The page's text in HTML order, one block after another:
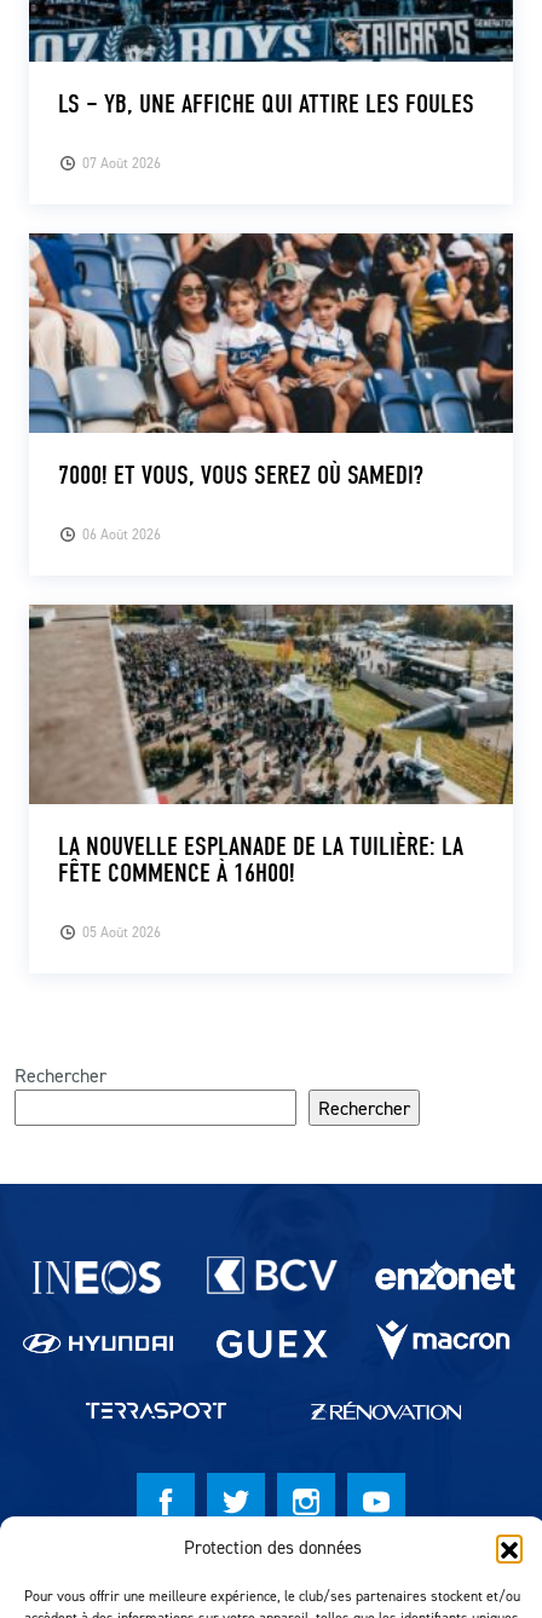
Protection des données
Pour vous offrir une meilleure expérience, le club/ses partenaires stockent et/ou
07 Août 2026
LS – YB, UNE AFFICHE QUI ATTIRE LES FOULES
06 Août 2026
7000! ET VOUS, VOUS SEREZ OÙ SAMEDI?
05 Août 2026
LA NOUVELLE ESPLANADE DE LA TUILIÈRE: LA
FÊTE COMMENCE À 16H00!
Rechercher
Rechercher
Partenaires du lausanne-Sport
Réalisation MTM Agency